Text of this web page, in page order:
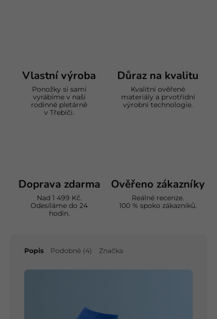
Vlastní výroba
Ponožky si sami
vyrábíme v naší
rodinné pletárně
v Třebíči.
Důraz na kvalitu
Kvalitní ověřené
materiály a prvotřídní
výrobní technologie.
Doprava zdarma
Nad 1 499 Kč.
Odesíláme do 24
hodin.
Ověřeno zákazníky
Reálné recenze.
100 % spoko zákazníků.
Popis Podobné (4) Značka